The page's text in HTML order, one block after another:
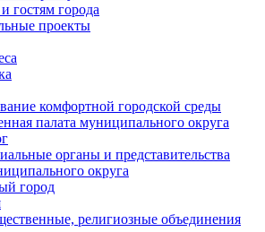
гостям города
проекты
комфортной городской среды
палата муниципального округа
органы и представительства
округа
город
религиозные объединения